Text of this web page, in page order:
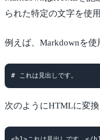
られた特定の文字を使
例えば、Markdownを
次のようにHTMLに変換